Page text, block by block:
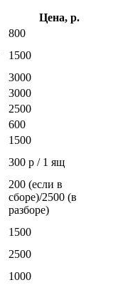
Цена, р.
800
1500
3000
3000
2500
600
1500
300 р / 1 ящ
200 (если в
сборе)/2500 (в
разборе)
1500
2500
1000